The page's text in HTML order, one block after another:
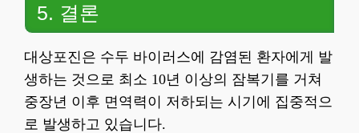
5. 결론
대상포진은 수두 바이러스에 감염된 환자에게 발
생하는 것으로 최소 10년 이상의 잠복기를 거쳐
중장년 이후 면역력이 저하되는 시기에 집중적으
로 발생하고 있습니다.